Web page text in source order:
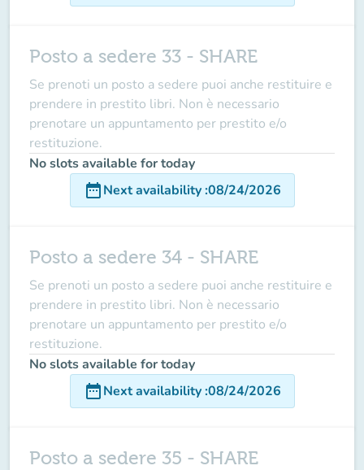
Posto a sedere 33 - SHARE
Se prenoti un posto a sedere puoi anche restituire e
prendere in prestito libri. Non è necessario
prenotare un appuntamento per prestito e/o
restituzione.
No slots available for today
date_rangeNext availability:08/24/2026
Posto a sedere 34 - SHARE
Se prenoti un posto a sedere puoi anche restituire e
prendere in prestito libri. Non è necessario
prenotare un appuntamento per prestito e/o
restituzione.
No slots available for today
date_rangeNext availability:08/24/2026
Posto a sedere 35 - SHARE